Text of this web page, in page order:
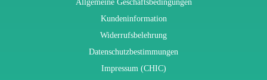
Allgemeine Geschäftsbedingungen
Kundeninformation
Widerrufsbelehrung
Datenschutzbestimmungen
Impressum (CHIC)